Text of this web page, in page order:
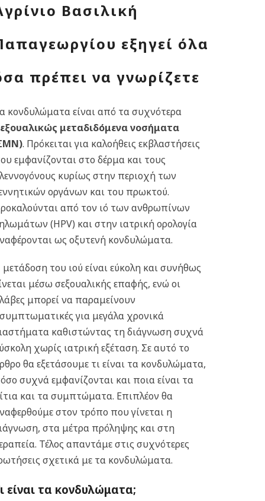
Βασιλική
εξηγεί όλα
πρέπει να γνωρίζετε
κονδυλώματα είναι από τα συχνότερα
μεταδιδόμενα νοσήματα
. Πρόκειται για καλοήθεις εκβλαστήσεις
εμφανίζονται στο δέρμα και τους
κυρίως στην περιοχή των
οργάνων και του πρωκτού.
από τον ιό των ανθρωπίνων
(HPV) και στην ιατρική ορολογία
ως οξυτενή κονδυλώματα.
του ιού είναι εύκολη και συνήθως
μέσω σεξουαλικής επαφής, ενώ οι
μπορεί να παραμείνουν
για μεγάλα χρονικά
καθιστώντας τη διάγνωση συχνά
χωρίς ιατρική εξέταση. Σε αυτό το
θα εξετάσουμε τι είναι τα κονδυλώματα,
συχνά εμφανίζονται και ποια είναι τα
και τα συμπτώματα. Επιπλέον θα
στον τρόπο που γίνεται η
στα μέτρα πρόληψης και στη
Τέλος απαντάμε στις συχνότερες
σχετικά με τα κονδυλώματα.
είναι τα κονδυλώματα;